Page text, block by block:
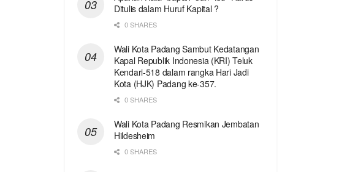
Ditulis dalam Huruf Kapital ?
0 SHARES
Wali Kota Padang Sambut Kedatangan
Kapal Republik Indonesia (KRI) Teluk
Kendari-518 dalam rangka Hari Jadi
Kota (HJK) Padang ke-357.
0 SHARES
Wali Kota Padang Resmikan Jembatan
Hildesheim
0 SHARES